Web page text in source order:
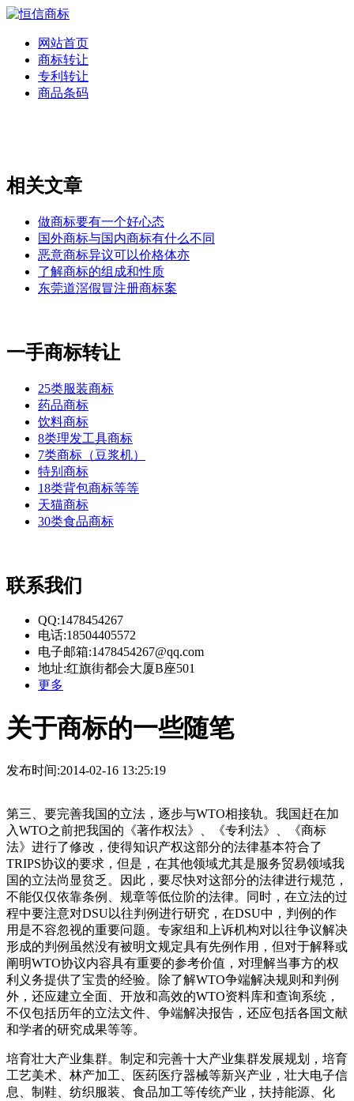
网站首页
商标转让
专利转让
商品条码
相关文章
做商标要有一个好心态
国外商标与国内商标有什么不同
恶意商标异议可以价格体亦
了解商标的组成和性质
东莞道滘假冒注册商标案
一手商标转让
25类服装商标
药品商标
饮料商标
8类理发工具商标
7类商标（豆浆机）
特别商标
18类背包商标等等
天猫商标
30类食品商标
联系我们
QQ:1478454267
电话:18504405572
电子邮箱:1478454267@qq.com
地址:红旗街都会大厦B座501
更多
关于商标的一些随笔
发布时间:2014-02-16 13:25:19
第三、要完善我国的立法，逐步与WTO相接轨。我国赶在加
入WTO之前把我国的《著作权法》、《专利法》、《商标
法》进行了修改，使得知识产权这部分的法律基本符合了
TRIPS协议的要求，但是，在其他领域尤其是服务贸易领域我
国的立法尚显贫乏。因此，要尽快对这部分的法律进行规范，
不能仅仅依靠条例、规章等低位阶的法律。同时，在立法的过
程中要注意对DSU以往判例进行研究，在DSU中，判例的作
用是不容忽视的重要问题。专家组和上诉机构对以往争议解决
形成的判例虽然没有被明文规定具有先例作用，但对于解释或
阐明WTO协议内容具有重要的参考价值，对理解当事方的权
利义务提供了宝贵的经验。除了解WTO争端解决规则和判例
外，还应建立全面、开放和高效的WTO资料库和查询系统，
不仅包括历年的立法文件、争端解决报告，还应包括各国文献
和学者的研究成果等等。
培育壮大产业集群。制定和完善十大产业集群发展规划，培育
工艺美术、林产加工、医药医疗器械等新兴产业，壮大电子信
息、制鞋、纺织服装、食品加工等传统产业，扶持能源、化